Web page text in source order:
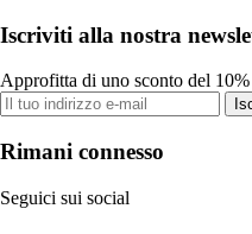
Iscriviti alla nostra
Approfitta di uno sconto del
Rimani connesso
Seguici sui social